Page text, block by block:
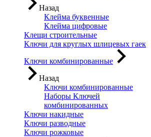
Назад
Клейма буквенные
Клейма цифровые
Клещи строительные
Ключи для круглых шлицевых гаек
Ключи комбинированные
Назад
Ключи комбинированные
Наборы Ключей
комбинированных
Ключи накидные
Ключи разводные
Ключи рожковые